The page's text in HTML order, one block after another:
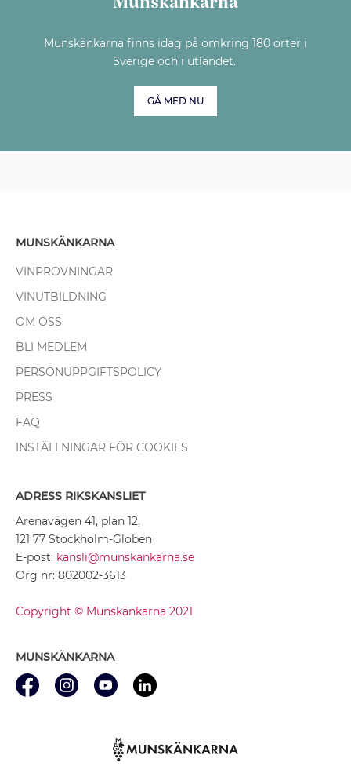
Munskänkarna finns idag på omkring 180 orter i
Sverige och i utlandet.
GÅ MED NU
MUNSKÄNKARNA
VINPROVNINGAR
VINUTBILDNING
OM OSS
BLI MEDLEM
PERSONUPPGIFTSPOLICY
PRESS
FAQ
INSTÄLLNINGAR FÖR COOKIES
ADRESS RIKSKANSLIET
Arenavägen 41, plan 12,
121 77 Stockholm-Globen
E-post: kansli@munskankarna.se
Org nr: 802002-3613
Copyright © Munskänkarna 2021
MUNSKÄNKARNA